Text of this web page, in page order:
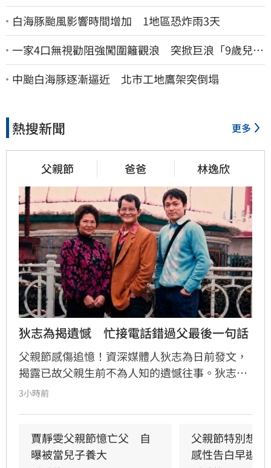
白海豚颱風影響時間增加 1地區恐炸雨3天
一家4口無視勸阻強闖圍籬觀浪 突掀巨浪「9歲兒當
場遭捲入海」
中颱白海豚逐漸逼近 北市工地鷹架突倒塌
熱搜新聞 更多
父親節 爸爸 林逸欣
狄志為揭遺憾　忙接電話錯過父最後一句話
父親節感傷追憶！資深媒體人狄志為日前發文，
揭露已故父親生前不為人知的遺憾往事。狄志為
透露，父親一生以海為家，兩人相處時間極少，
在門外落淚。最讓狄志為心碎的是，當年陪病重
父親曬太陽時，自己因忙於接工作電話而忽視了
3小時前
賈靜雯父親節憶亡父　自
曝被當兒子養大
父親節特別想
感性告白早逝父